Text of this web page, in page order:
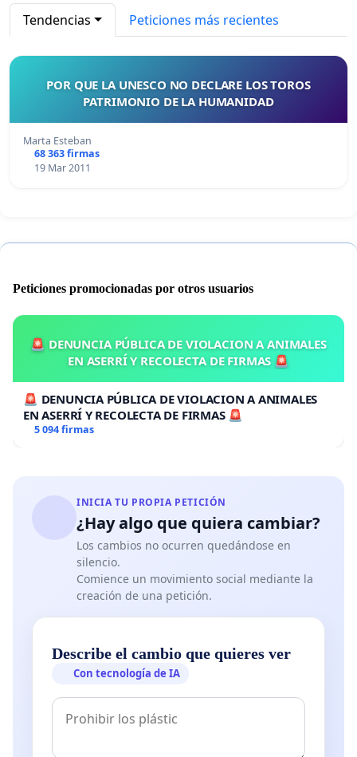
Tendencias Peticiones más recientes
POR QUE LA UNESCO NO DECLARE LOS TOROS
PATRIMONIO DE LA HUMANIDAD
Marta Esteban
68 363 firmas
19 Mar 2011
Peticiones promocionadas por otros usuarios
🚨 DENUNCIA PÚBLICA DE VIOLACION A ANIMALES
EN ASERRÍ Y RECOLECTA DE FIRMAS 🚨
🚨 DENUNCIA PÚBLICA DE VIOLACION A ANIMALES
EN ASERRÍ Y RECOLECTA DE FIRMAS 🚨
5 094 firmas
INICIA TU PROPIA PETICIÓN
¿Hay algo que quiera cambiar?
Los cambios no ocurren quedándose en
silencio.
Comience un movimiento social mediante la
creación de una petición.
Describe el cambio que quieres ver
Con tecnología de IA